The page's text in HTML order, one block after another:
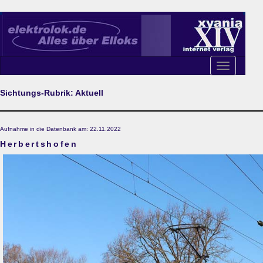
Toggle
navigation
Sichtungs-Rubrik: Aktuell
Aufnahme in die Datenbank am: 22.11.2022
Herbertshofen